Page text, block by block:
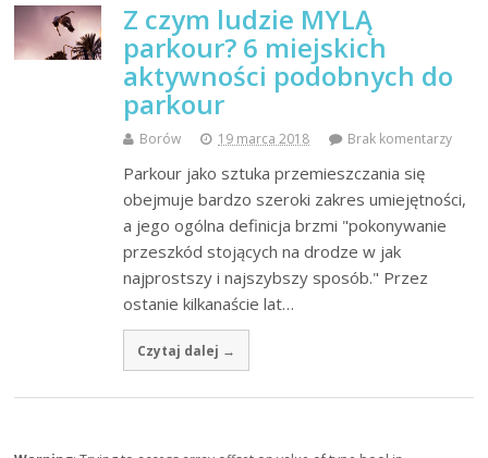
Z czym ludzie MYLĄ
parkour? 6 miejskich
aktywności podobnych do
parkour
Borów 19 marca 2018 Brak komentarzy
Parkour jako sztuka przemieszczania się
obejmuje bardzo szeroki zakres umiejętności,
a jego ogólna definicja brzmi "pokonywanie
przeszkód stojących na drodze w jak
najprostszy i najszybszy sposób." Przez
ostanie kilkanaście lat…
Czytaj dalej →